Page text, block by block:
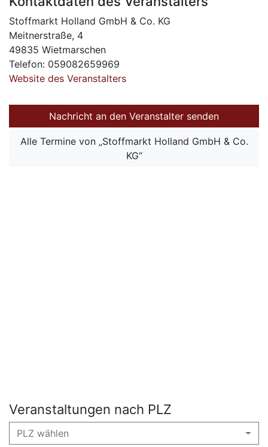
Stoffmarkt Holland GmbH & Co. KG
Meitnerstraße, 4
49835 Wietmarschen
Telefon: 059082659969
Website des Veranstalters
Nachricht an den Veranstalter senden
Alle Termine von „Stoffmarkt Holland GmbH & Co.
KG“
Veranstaltungen nach PLZ
PLZ wählen